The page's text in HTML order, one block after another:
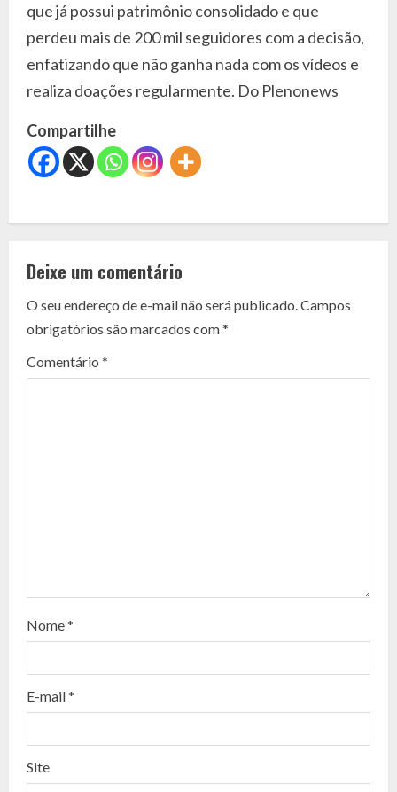
que já possui patrimônio consolidado e que
perdeu mais de 200 mil seguidores com a decisão,
enfatizando que não ganha nada com os vídeos e
realiza doações regularmente. Do Plenonews
Compartilhe
C
n
t
i
a
d
n
g
Deixe um comentário
O seu endereço de e-mail não será publicado.Campos
obrigatórios são marcados com*
Comentário *
Nome*
E-mail*
Site